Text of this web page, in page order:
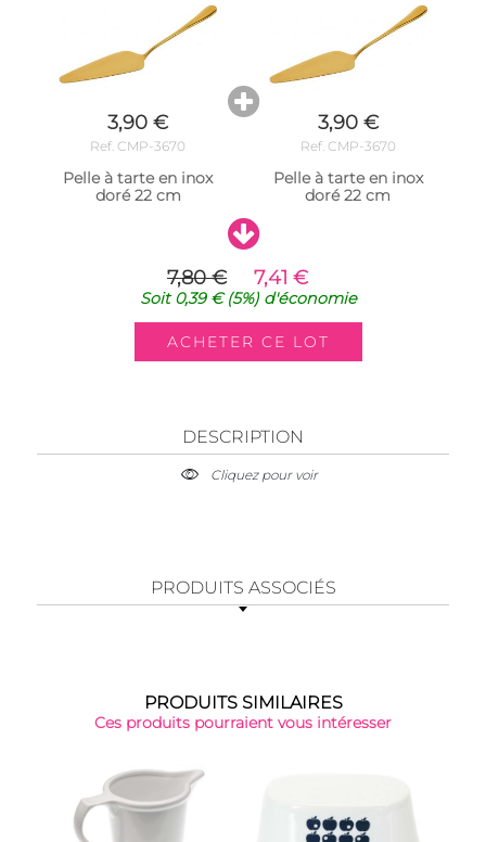
3,90 €
Ref. CMP-3670
Pelle à tarte en inox
doré 22 cm
3,90 €
Ref. CMP-3670
Pelle à tarte en inox
doré 22 cm
7,80 € 7,41 €
Soit0,39 €(5%) d'économie
DESCRIPTION
Cliquez pour voir
PRODUITS ASSOCIÉS
PRODUITS SIMILAIRES
Ces produits pourraient vous intéresser